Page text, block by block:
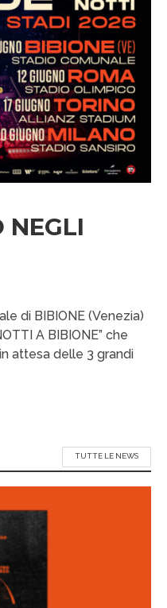
NEGLI
di BIBIONE (Venezia)
A BIBIONE” che
attesa delle 3 grandi
TUTTE LE NEWS